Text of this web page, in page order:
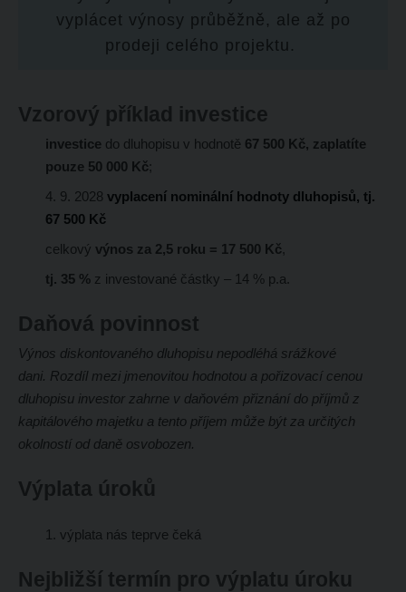
vyplácet výnosy průběžně, ale až po
prodeji celého projektu.
Vzorový příklad investice
investice do dluhopisu v hodnotě 67 500 Kč, zaplatíte
pouze 50 000 Kč;
4. 9. 2028 vyplacení nominální hodnoty dluhopisů, tj.
67 500 Kč
celkový výnos za 2,5 roku = 17 500 Kč,
tj. 35 %z investované částky – 14 % p.a.
Daňová povinnost
Výnos diskontovaného dluhopisu nepodléhá srážkové
dani. Rozdíl mezi jmenovitou hodnotou a pořizovací cenou
dluhopisu investor zahrne v daňovém přiznání do příjmů z
kapitálového majetku a tento příjem může být za určitých
okolností od daně osvobozen.
Výplata úroků
1. výplata nás teprve čeká
Nejbližší termín pro výplatu úroku